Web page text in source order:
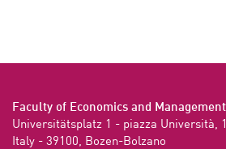
Faculty of Economics and Management
Universitätsplatz 1 - piazza Università, 1
Italy - 39100, Bozen-Bolzano